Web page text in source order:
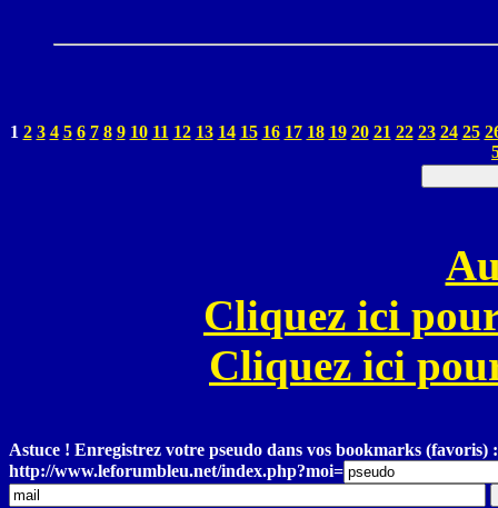
1 2 3 4 5 6 7 8 9 10 11 12 13 14 15 16 17 18 19 20 21 22 23 24 25
Cliquez ici
Cliquez ici
Astuce ! Enregistrez votre pseudo dans vos bookmarks (favoris) :
http://www.leforumbleu.net/index.php?moi=